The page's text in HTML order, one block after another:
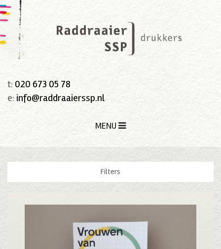
t: 020 673 05 78
e: info@raddraaierssp.nl
MENU
Filters